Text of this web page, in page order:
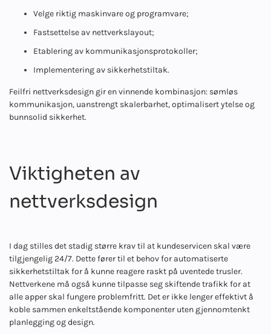
Velge riktig maskinvare og programvare;
Fastsettelse av nettverkslayout;
Etablering av kommunikasjonsprotokoller;
Implementering av sikkerhetstiltak.
Feilfri nettverksdesign gir en vinnende kombinasjon: sømløs
kommunikasjon, uanstrengt skalerbarhet, optimalisert ytelse og
bunnsolid sikkerhet.
Viktigheten av
nettverksdesign
I dag stilles det stadig større krav til at kundeservicen skal være
tilgjengelig 24/7. Dette fører til et behov for automatiserte
sikkerhetstiltak for å kunne reagere raskt på uventede trusler.
Nettverkene må også kunne tilpasse seg skiftende trafikk for at
alle apper skal fungere problemfritt. Det er ikke lenger effektivt å
koble sammen enkeltstående komponenter uten gjennomtenkt
planlegging og design.